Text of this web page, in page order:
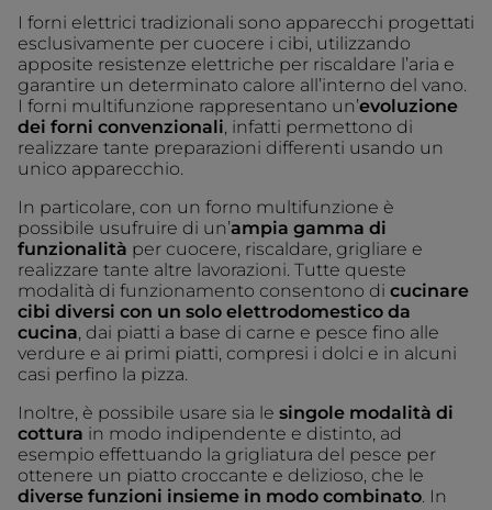
I forni elettrici tradizionali sono apparecchi progettati
esclusivamente per cuocere i cibi, utilizzando
apposite resistenze elettriche per riscaldare l’aria e
garantire un determinato calore all’interno del vano.
I forni multifunzione rappresentano un’evoluzione
dei forni convenzionali , infatti permettono di
realizzare tante preparazioni differenti usando un
unico apparecchio.
In particolare, con un forno multifunzione è
possibile usufruire di un’ampia gamma di
funzionalità per cuocere, riscaldare, grigliare e
realizzare tante altre lavorazioni. Tutte queste
modalità di funzionamento consentono di cucinare
cibi diversi con un solo elettrodomestico da
cucina , dai piatti a base di carne e pesce fino alle
verdure e ai primi piatti, compresi i dolci e in alcuni
casi perfino la pizza.
Inoltre, è possibile usare sia le singole modalità di
cottura in modo indipendente e distinto, ad
esempio effettuando la grigliatura del pesce per
ottenere un piatto croccante e delizioso, che le
diverse funzioni insieme in modo combinato. In